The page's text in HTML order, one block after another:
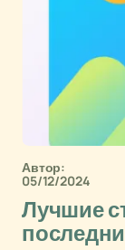
Автор:
05/12/2024
Лучшие